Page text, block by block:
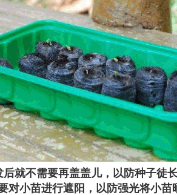
后就不需要再盖盖儿，以防种子徒
对小苗进行遮阳，以防强光将小苗